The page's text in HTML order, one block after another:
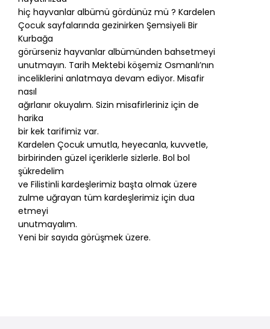
hiç hayvanlar albümü gördünüz mü ? Kardelen
Çocuk sayfalarında gezinirken Şemsiyeli Bir
Kurbağa
görürseniz hayvanlar albümünden bahsetmeyi
unutmayın. Tarih Mektebi köşemiz Osmanlı’nın
inceliklerini anlatmaya devam ediyor. Misafir
nasıl
ağırlanır okuyalım. Sizin misafirleriniz için de
harika
bir kek tarifimiz var.
Kardelen Çocuk umutla, heyecanla, kuvvetle,
birbirinden güzel içeriklerle sizlerle. Bol bol
şükredelim
ve Filistinli kardeşlerimiz başta olmak üzere
zulme uğrayan tüm kardeşlerimiz için dua
etmeyi
unutmayalım.
Yeni bir sayıda görüşmek üzere.